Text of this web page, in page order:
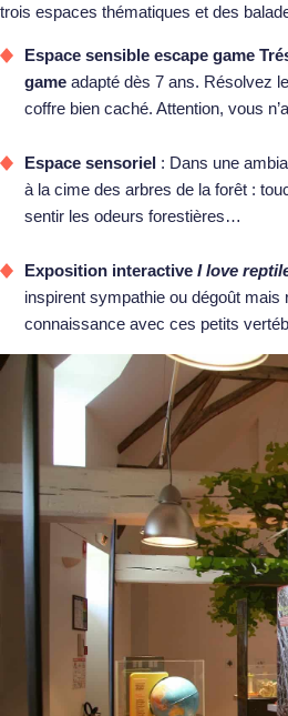
trois espaces thématiques et des
Espace sensible escape game
game adapté dès 7 ans. Résolvez
coffre bien caché. Attention, vous
Espace sensoriel : Dans une
à la cime des arbres de la forêt :
sentir les odeurs forestières…
Exposition interactive I love
inspirent sympathie ou dégoût
connaissance avec ces petits